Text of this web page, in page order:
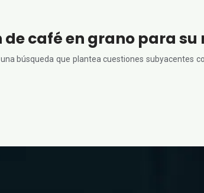
café en grano para su
búsqueda que plantea cuestiones